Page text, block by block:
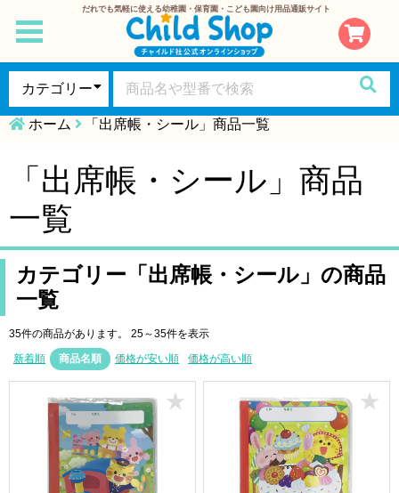
だれでも気軽に使える幼稚園・保育園・こども園向け用品通販サイト
toggle
navigation
ホーム 「出席帳・シール」商品一覧
「出席帳・シール」商品
一覧
カテゴリー「出席帳・シール」の商品
一覧
35件の商品があります。 25～35件を表示
新着順
商品名順 価格が安い順 価格が高い順
★ ★